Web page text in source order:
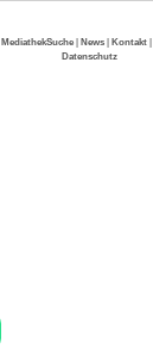
MediathekSuche | News | Kontakt |
Datenschutz